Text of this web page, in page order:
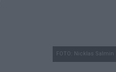
FOTO: Nicklas Salmin